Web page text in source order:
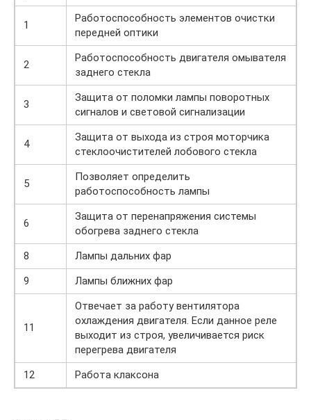
1
Работоспособность элементов очистки
передней оптики
2
Работоспособность двигателя омывателя
заднего стекла
3
Защита от поломки лампы поворотных
сигналов и световой сигнализации
4
Защита от выхода из строя моторчика
стеклоочистителей лобового стекла
5
Позволяет определить
работоспособность лампы
6
Защита от перенапряжения системы
обогрева заднего стекла
8
Лампы дальних фар
9
Лампы ближних фар
11
Отвечает за работу вентилятора
охлаждения двигателя. Если данное реле
выходит из строя, увеличивается риск
перегрева двигателя
12
Работа клаксона